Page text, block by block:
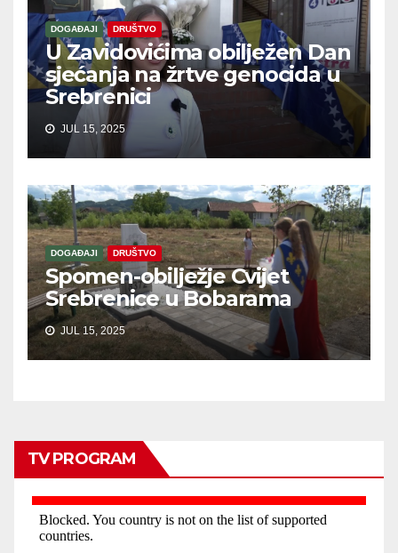
DOGAĐAJI DRUŠTVO
U Zavidovićima obilježen Dan
sjećanja na žrtve genocida u
Srebrenici
JUL 15, 2025
DOGAĐAJI DRUŠTVO
Spomen-obilježje Cvijet
Srebrenice u Bobarama
JUL 15, 2025
TV PROGRAM